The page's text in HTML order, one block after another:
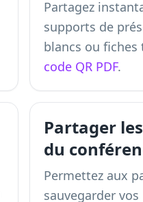
Partagez
supports de
blancs ou fiches
code QR PDF.
Partager
du
Permettez aux
sauvegarder